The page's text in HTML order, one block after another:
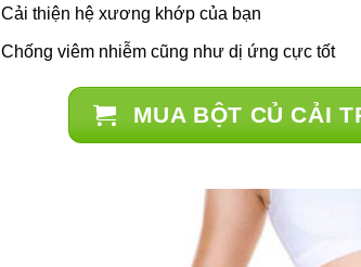
Cải thiện hệ xương khớp của bạn
Chống viêm nhiễm cũng như dị ứng cực tốt
MUA BỘT CỦ CẢI